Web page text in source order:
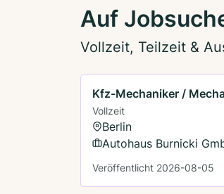
Auf
Vollzeit, Teilzeit &
Kfz-Mechaniker /
Vollzeit
Berlin
Autohaus Burnicki
Veröffentlicht 2026-08-05